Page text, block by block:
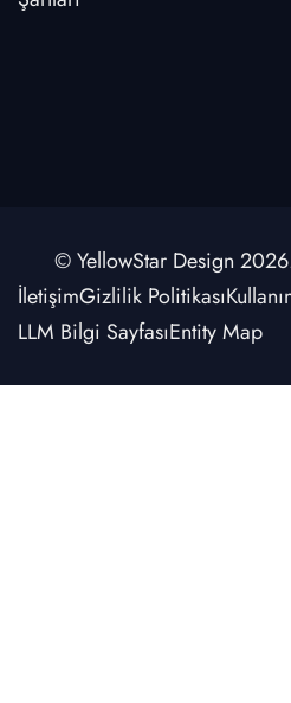
© YellowStar Design 2026.
İletişimGizlilik Politikası
LLM Bilgi SayfasıEntity Map